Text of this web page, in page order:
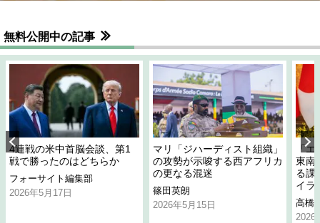
無料公開中の記事
4連戦の米中首脳会談、第1
戦で勝ったのはどちらか
フォーサイト編集部
2026年5月17日
マリ「ジハーディスト組織」
の攻勢が示唆する西アフリカ
の更なる混迷
篠田英朗
2026年5月15日
「
東南
る課
イラ
高橋
2026